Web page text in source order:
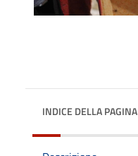
INDICE DELLA PAGINA